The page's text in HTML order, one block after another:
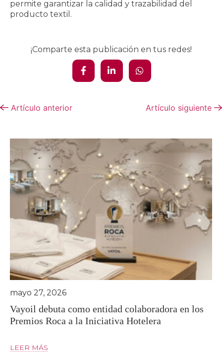
permite garantizar la calidad y trazabilidad del
producto textil.
¡Comparte esta publicación en tus redes!
Artículo anterior Artículo siguiente
Vayoil debuta como entidad colaboradora en los
Premios Roca a la Iniciativa Hotelera
mayo 27, 2026
LEER MÁS